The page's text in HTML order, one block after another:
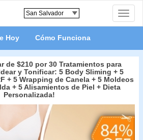
Toggle
Hoy Cómo Funciona
de $210 por 30 Tratamientos para
y Tonificar: 5 Body Sliming + 5
+ 5 Wrapping de Canela + 5 Moldeos
+ 5 Alisamientos de Piel + Dieta
Personalizada!